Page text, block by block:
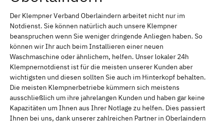
Der Klempner Verband Oberlaindern arbeitet nicht nur im
Notdienst. Sie können natürlich auch unsere Klempner
beanspruchen wenn Sie weniger dringende Anliegen haben. So
können wir Ihr auch beim Installieren einer neuen
Waschmaschine oder ähnlichem, helfen. Unser lokaler 24h
Klempnernotdienst ist für die meisten unserer Kunden aber
wichtigsten und diesen sollten Sie auch im Hinterkopf behalten.
Die meisten Klempnerbetriebe kümmern sich meistens
ausschließlich um ihre jahrelangen Kunden und haben gar keine
Kapazitäten um Ihnen aus Ihrer Notlage zu helfen. Dies passiert
Ihnen bei uns, dank unserer zahlreichen Partner in Oberlaindern